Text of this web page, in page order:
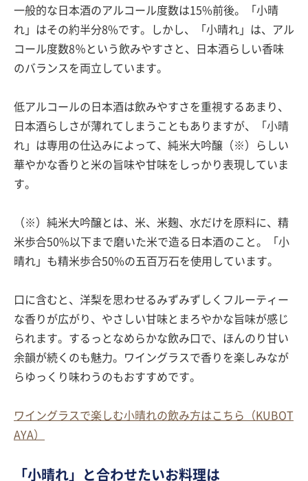
一般的な日本酒のアルコール度数は15%前後。「小晴
れ」はその約半分8%です。しかし、「小晴れ」は、アル
コール度数8％という飲みやすさと、日本酒らしい香味
のバランスを両立しています。
低アルコールの日本酒は飲みやすさを重視するあまり、
日本酒らしさが薄れてしまうこともありますが、「小晴
れ」は専用の仕込みによって、純米大吟醸（※）らしい
華やかな香りと米の旨味や甘味をしっかり表現していま
す。
（※）純米大吟醸とは、米、米麹、水だけを原料に、精
米歩合50%以下まで磨いた米で造る日本酒のこと。「小
晴れ」も精米歩合50%の五百万石を使用しています。
口に含むと、洋梨を思わせるみずみずしくフルーティー
な香りが広がり、やさしい甘味とまろやかな旨味が感じ
られます。するっとなめらかな飲み口で、ほんのり甘い
余韻が続くのも魅力。ワイングラスで香りを楽しみなが
らゆっくり味わうのもおすすめです。
ワイングラスで楽しむ小晴れの飲み方はこちら（KUBOT
AYA）
「小晴れ」と合わせたいお料理は